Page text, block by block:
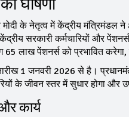
मोदी के नेतृत्व में केंद्रीय मंत्रिमंडल
सरकारी कर्मचारियों और
लाख पेंशनर्स को प्रभावित करेगा,
1 जनवरी 2026 से है।
के जीवन स्तर में सुधार होगा और
कार्य